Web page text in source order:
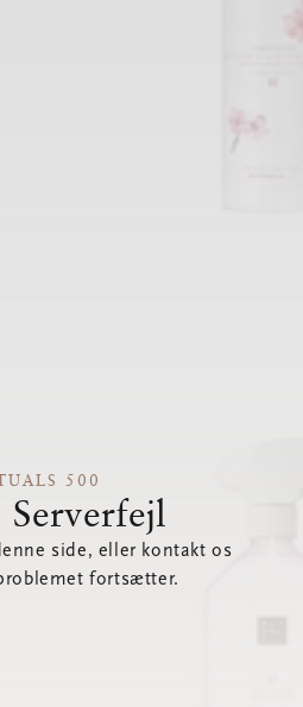
500
Serverfejl
side, eller kontakt os
fortsætter.